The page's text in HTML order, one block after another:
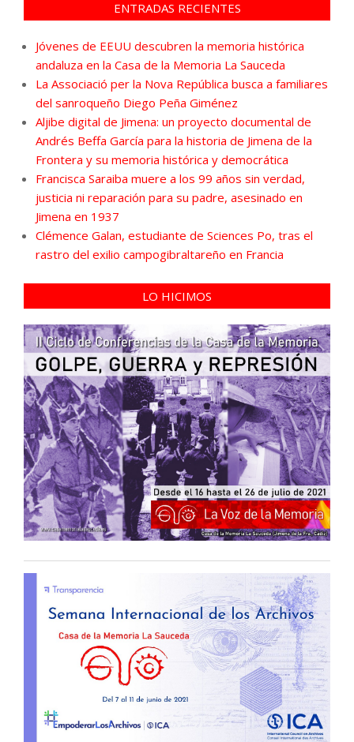
ENTRADAS RECIENTES
Jóvenes de EEUU descubren la memoria histórica
andaluza en la Casa de la Memoria La Sauceda
La Associació per la Nova República busca a familiares
del sanroqueño Diego Peña Giménez
Aljibe digital de Jimena: un proyecto documental de
Andrés Beffa García para la historia de Jimena de la
Frontera y su memoria histórica y democrática
Francisca Saraiba muere a los 99 años sin verdad,
justicia ni reparación para su padre, asesinado en
Jimena en 1937
Clémence Galan, estudiante de Sciences Po, tras el
rastro del exilio campogibraltareño en Francia
LO HICIMOS